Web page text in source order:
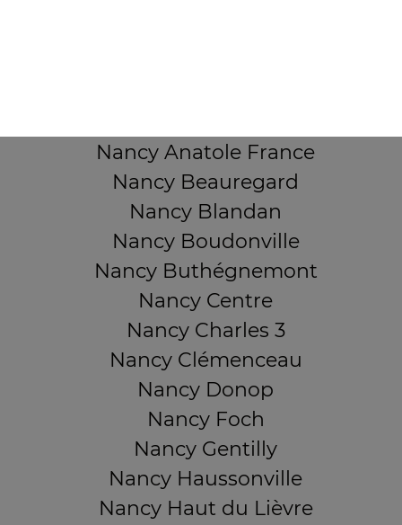
Nancy Anatole France
Nancy Beauregard
Nancy Blandan
Nancy Boudonville
Nancy Buthégnemont
Nancy Centre
Nancy Charles 3
Nancy Clémenceau
Nancy Donop
Nancy Foch
Nancy Gentilly
Nancy Haussonville
Nancy Haut du Lièvre